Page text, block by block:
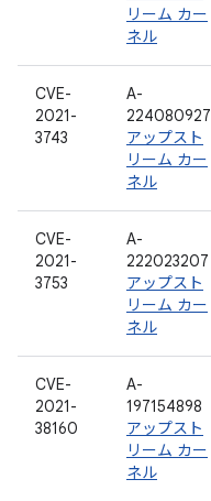
リーム カー
ネル
CVE-
2021-
3743
A-
224080927
アップスト
リーム カー
ネル
CVE-
2021-
3753
A-
222023207
アップスト
リーム カー
ネル
CVE-
2021-
38160
A-
197154898
アップスト
リーム カー
ネル